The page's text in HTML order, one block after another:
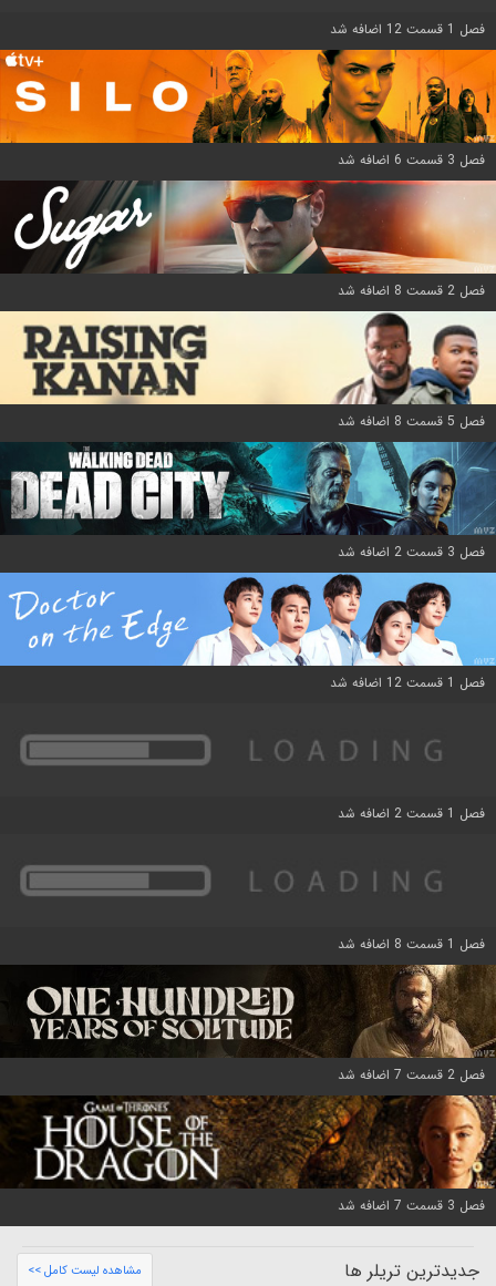
فصل 1 قسمت 12 اضافه شد
فصل 3 قسمت 6 اضافه شد
فصل 2 قسمت 8 اضافه شد
فصل 5 قسمت 8 اضافه شد
فصل 3 قسمت 2 اضافه شد
فصل 1 قسمت 12 اضافه شد
فصل 1 قسمت 2 اضافه شد
فصل 1 قسمت 8 اضافه شد
فصل 2 قسمت 7 اضافه شد
فصل 3 قسمت 7 اضافه شد
جدیدترین تریلر ها مشاهده لیست کامل >>